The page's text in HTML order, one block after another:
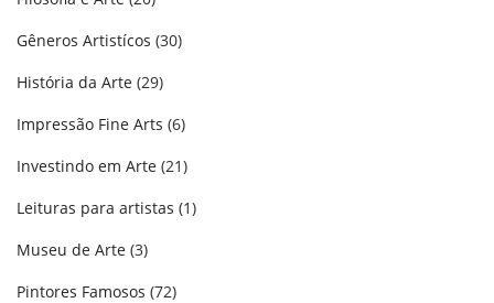
Gêneros Artistícos (30)
História da Arte (29)
Impressão Fine Arts (6)
Investindo em Arte (21)
Leituras para artistas (1)
Museu de Arte (3)
Pintores Famosos (72)